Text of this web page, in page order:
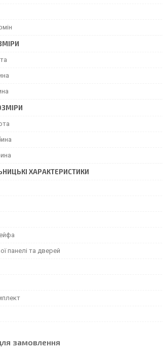
ХАРАКТЕРИСТИКИ
панелі та дверей
замовлення